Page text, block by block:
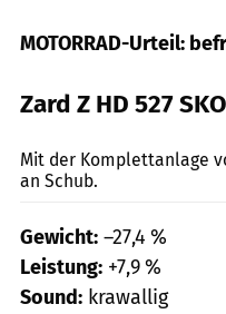
MOTORRAD-Urteil:
Zard Z HD 527
Mit der Komplettanlage
an Schub.
Gewicht: –27,4 %
Leistung: +7,9 %
Sound: krawallig